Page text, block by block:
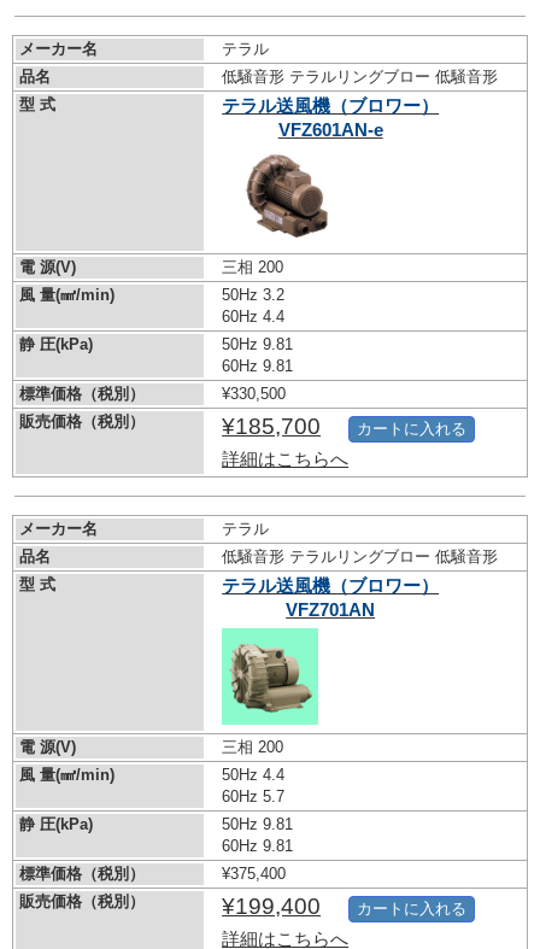
メーカー名
テラル
品名
低騒音形 テラルリングブロー 低騒音形
型 式
テラル送風機（ブロワー）
VFZ601AN-e
電 源(V)
三相 200
風 量(㎣/min)
50Hz 3.2
60Hz 4.4
静 圧(kPa)
50Hz 9.81
60Hz 9.81
標準価格（税別）
¥330,500
販売価格（税別）
¥185,700
詳細はこちらへ
カートに入れる
メーカー名
テラル
品名
低騒音形 テラルリングブロー 低騒音形
型 式
テラル送風機（ブロワー）
VFZ701AN
電 源(V)
三相 200
風 量(㎣/min)
50Hz 4.4
60Hz 5.7
静 圧(kPa)
50Hz 9.81
60Hz 9.81
標準価格（税別）
¥375,400
販売価格（税別）
¥199,400
詳細はこちらへ
カートに入れる